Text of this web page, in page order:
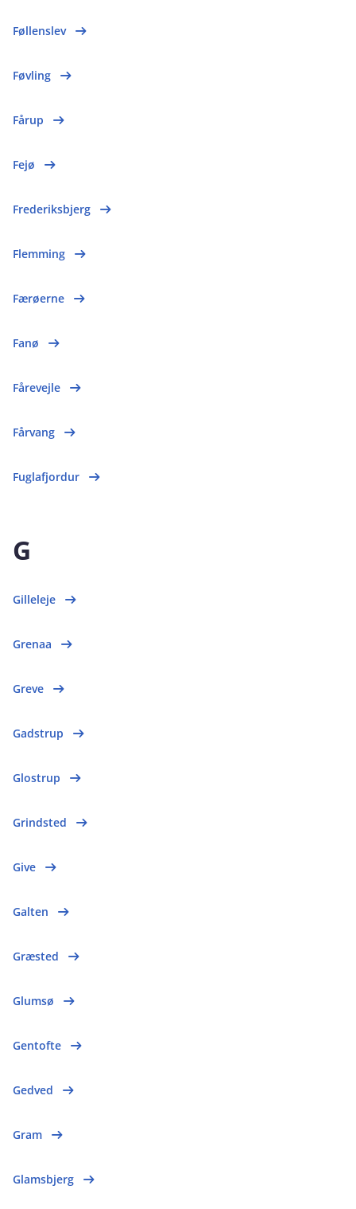
Føllenslev
Føvling
Fårup
Fejø
Frederiksbjerg
Flemming
Færøerne
Fanø
Fårevejle
Fårvang
Fuglafjordur
G
Gilleleje
Grenaa
Greve
Gadstrup
Glostrup
Grindsted
Give
Galten
Græsted
Glumsø
Gentofte
Gedved
Gram
Glamsbjerg